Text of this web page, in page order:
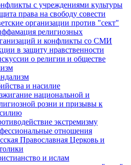
с учреждениями культуры
права на свободу совести
организации против "сект"
религиозных
и конфликты со СМИ
в защиту нравственности
о религии и обществе
и насилие
национальной и
розни и призывы к
экстремизму
отношения
Православная Церковь и
и ислам